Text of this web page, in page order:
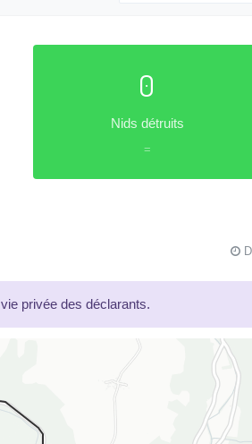
0
Nids détruits
=
privée des déclarants.